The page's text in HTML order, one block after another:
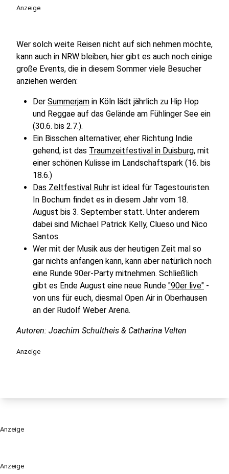
Anzeige
Anzeige
Wer solch weite Reisen nicht auf sich nehmen möchte,
kann auch in NRW bleiben, hier gibt es auch noch einige
große Events, die in diesem Sommer viele Besucher
anziehen werden:
Der Summerjam in Köln lädt jährlich zu Hip Hop
und Reggae auf das Gelände am Fühlinger See ein
(30.6. bis 2.7.).
Ein Bisschen alternativer, eher Richtung Indie
gehend, ist das Traumzeitfestival in Duisburg, mit
einer schönen Kulisse im Landschaftspark (16. bis
18.6.)
Das Zeltfestival Ruhr ist ideal für Tagestouristen.
In Bochum findet es in diesem Jahr vom 18.
August bis 3. September statt. Unter anderem
dabei sind Michael Patrick Kelly, Clueso und Nico
Santos.
Wer mit der Musik aus der heutigen Zeit mal so
gar nichts anfangen kann, kann aber natürlich noch
eine Runde 90er-Party mitnehmen. Schließlich
gibt es Ende August eine neue Runde "90er live" -
von uns für euch, diesmal Open Air in Oberhausen
an der Rudolf Weber Arena.
Autoren: Joachim Schultheis & Catharina Velten
Anzeige
Anzeige